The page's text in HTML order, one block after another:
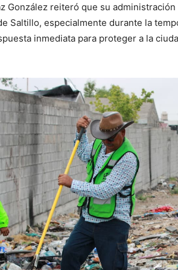
González reiteró que su
Saltillo, especialmente durante la
inmediata para proteger a la